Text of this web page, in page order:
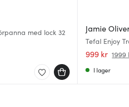
med lock 32
Jamie
Tefal Enjoy
lock 26 cm
999 kr 1999
I lager